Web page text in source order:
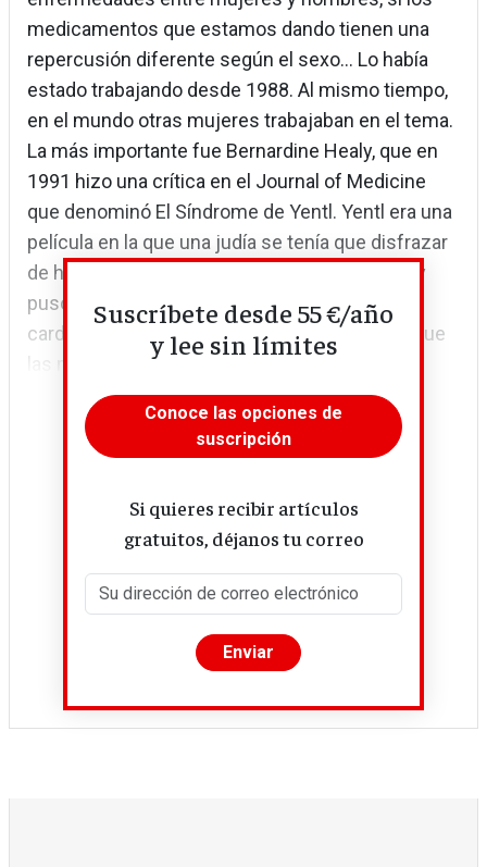
medicamentos que estamos dando tienen una
repercusión diferente según el sexo... Lo había
estado trabajando desde 1988. Al mismo tiempo,
en el mundo otras mujeres trabajaban en el tema.
La más importante fue Bernardine Healy, que en
1991 hizo una crítica en el Journal of Medicine
que denominó El Síndrome de Yentl. Yentl era una
película en la que una judía se tenía que disfrazar
de hombre para poder ir a la universidad. Healy
puso ese nombre a las mujeres que iban al
cardiólogo, porque se acababa de demostrar que
las mujeres, a igualdad de...
Suscríbete desde 55 €/año
y lee sin límites
Conoce las opciones de
suscripción
Si quieres recibir artículos
gratuitos, déjanos tu correo